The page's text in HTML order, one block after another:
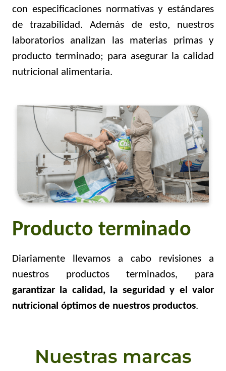
con especificaciones normativas y estándares
de trazabilidad. Además de esto, nuestros
laboratorios analizan las materias primas y
producto terminado; para asegurar la calidad
nutricional alimentaria.
Producto terminado
Diariamente llevamos a cabo revisiones a
nuestros productos terminados, para
garantizar la calidad, la seguridad y el valor
nutricional óptimos de nuestros productos.
Nuestras marcas